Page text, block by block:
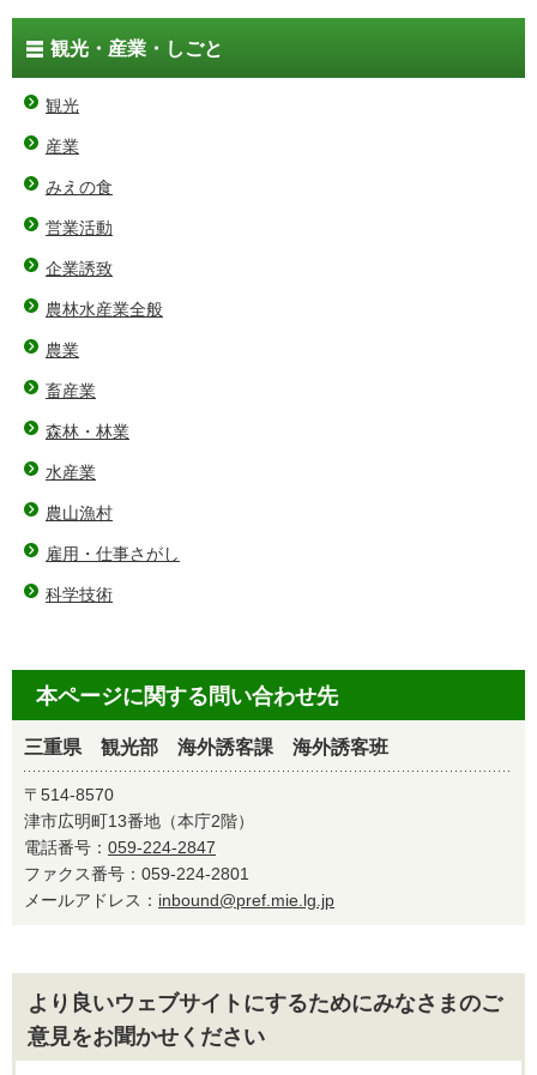
観光・産業・しごと
観光
産業
みえの食
営業活動
企業誘致
農林水産業全般
農業
畜産業
森林・林業
水産業
農山漁村
雇用・仕事さがし
科学技術
本ページに関する問い合わせ先
三重県 観光部 海外誘客課 海外誘客班
〒514-8570
津市広明町13番地（本庁2階）
電話番号： 059-224-2847
ファクス番号：059-224-2801
メールアドレス： inbound@pref.mie.lg.jp
より良いウェブサイトにするためにみなさまのご
意見をお聞かせください